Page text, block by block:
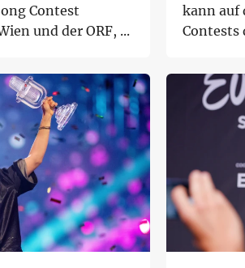
Contest
und der ORF, ...
kann auf
Contests